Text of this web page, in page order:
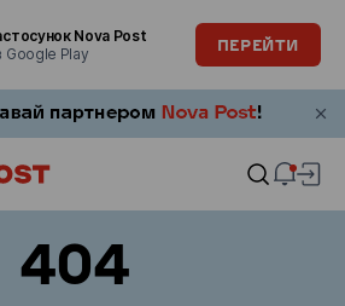
Nova Post
Google Play
ПЕРЕЙТИ
404